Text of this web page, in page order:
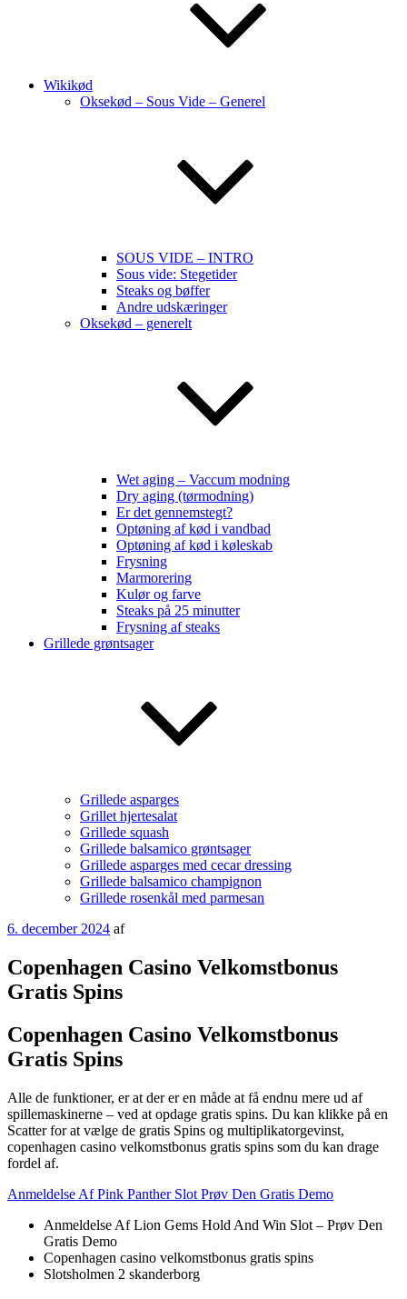
Wikikød
Oksekød – Sous Vide – Generel
SOUS VIDE – INTRO
Sous vide: Stegetider
Steaks og bøffer
Andre udskæringer
Oksekød – generelt
Wet aging – Vaccum modning
Dry aging (tørmodning)
Er det gennemstegt?
Optøning af kød i vandbad
Optøning af kød i køleskab
Frysning
Marmorering
Kulør og farve
Steaks på 25 minutter
Frysning af steaks
Grillede grøntsager
Grillede asparges
Grillet hjertesalat
Grillede squash
Grillede balsamico grøntsager
Grillede asparges med cecar dressing
Grillede balsamico champignon
Grillede rosenkål med parmesan
Udgivet
6. december 2024 af
Copenhagen Casino Velkomstbonus
Gratis Spins
Copenhagen Casino Velkomstbonus
Gratis Spins
Alle de funktioner, er at der er en måde at få endnu mere ud af
spillemaskinerne – ved at opdage gratis spins. Du kan klikke på en
Scatter for at vælge de gratis Spins og multiplikatorgevinst,
copenhagen casino velkomstbonus gratis spins som du kan drage
fordel af.
Anmeldelse Af Pink Panther Slot Prøv Den Gratis Demo
Anmeldelse Af Lion Gems Hold And Win Slot – Prøv Den
Gratis Demo
Copenhagen casino velkomstbonus gratis spins
Slotsholmen 2 skanderborg